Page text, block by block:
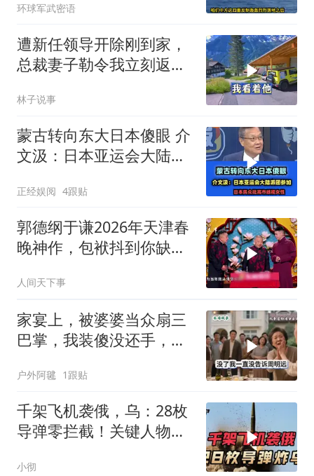
环球军武密语
遭新任领导开除刚到家，
总裁妻子勒令我立刻返
林子说事
蒙古转向东大日本傻眼 介
文汲：日本亚运会大陆派
正经娱阅 4跟贴
郭德纲于谦2026年天津春
晚神作，包袱抖到你缺氧
人间天下事
家宴上，被婆婆当众扇三
巴掌，我装傻没还手，悄
夫全家10人被新户主请出
家门
户外阿毽 1跟贴
千架飞机袭俄，乌：28枚
导弹零拦截！关键人物被
小彻